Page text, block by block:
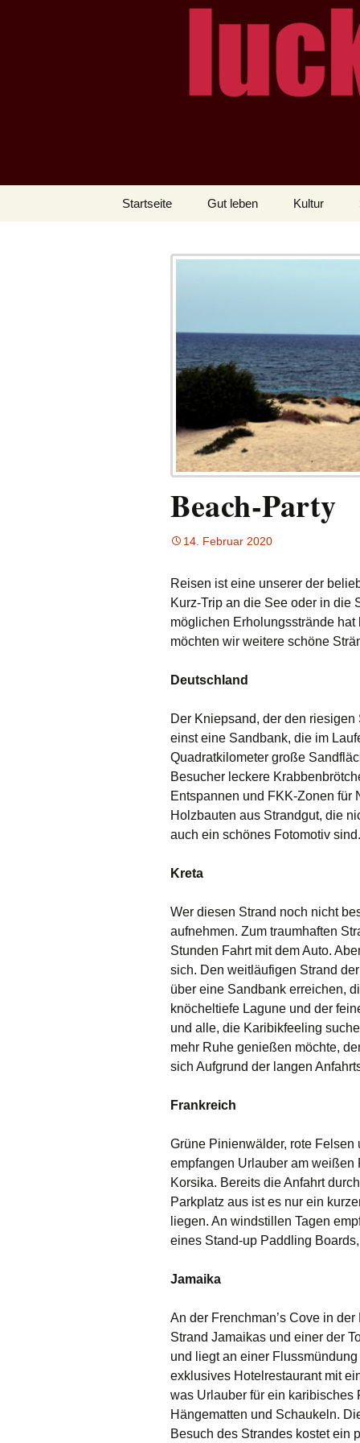
LUCKX
– das Magazin
Startseite Gut leben Kultur
Beach-Party
14. Februar 2020
Reisen ist eine unserer der
Kurz-Trip an die See oder in die
möglichen Erholungsstrände
möchten wir weitere schöne
Deutschland
Der Kniepsand, der den
einst eine Sandbank, die im
Quadratkilometer große
Besucher leckere
Entspannen und FKK-Zonen
Holzbauten aus Strandgut, die
auch ein schönes Fotomotiv sind.
Kreta
Wer diesen Strand noch nicht
aufnehmen. Zum traumhaften
Stunden Fahrt mit dem Auto.
sich. Den weitläufigen Strand
über eine Sandbank erreichen,
knöcheltiefe Lagune und der
und alle, die Karibikfeeling
mehr Ruhe genießen möchte,
sich Aufgrund der langen
Frankreich
Grüne Pinienwälder, rote Felsen
empfangen Urlauber am weißen
Korsika. Bereits die Anfahrt
Parkplatz aus ist es nur ein
liegen. An windstillen Tagen
eines Stand-up Paddling
Jamaika
An der Frenchman’s Cove in
Strand Jamaikas und einer der
und liegt an einer
exklusives Hotelrestaurant mit
was Urlauber für ein
Hängematten und Schaukeln.
Besuch des Strandes kostet ein